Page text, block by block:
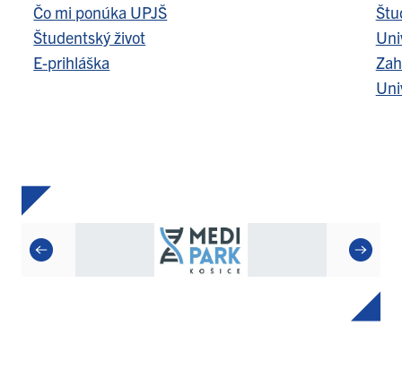
Čo mi ponúka UPJŠ
Študentský život
E-prihláška